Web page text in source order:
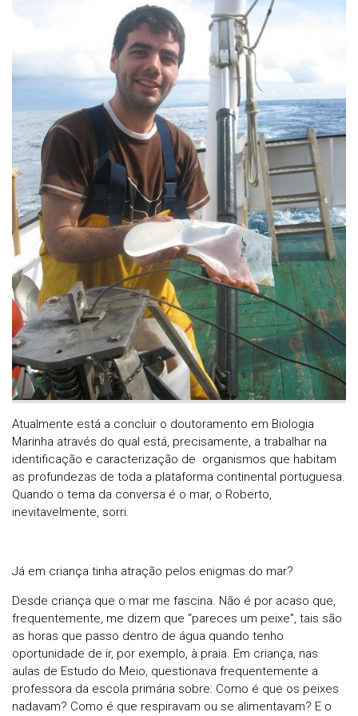
Atualmente está a concluir o doutoramento em Biologia
Marinha através do qual está, precisamente, a trabalhar na
identificação e caracterização de organismos que habitam
as profundezas de toda a plataforma continental portuguesa.
Quando o tema da conversa é o mar, o Roberto,
inevitavelmente, sorri.
Já em criança tinha atração pelos enigmas do mar?
Desde criança que o mar me fascina. Não é por acaso que,
frequentemente, me dizem que “pareces um peixe”, tais são
as horas que passo dentro de água quando tenho
oportunidade de ir, por exemplo, à praia. Em criança, nas
aulas de Estudo do Meio, questionava frequentemente a
professora da escola primária sobre: Como é que os peixes
nadavam? Como é que respiravam ou se alimentavam? E o